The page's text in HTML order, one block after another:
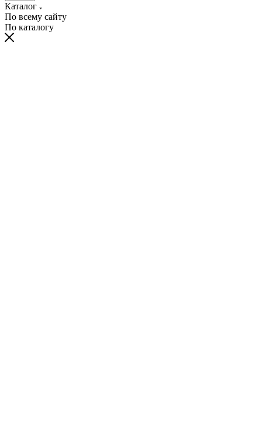
Каталог
По всему сайту
По каталогу